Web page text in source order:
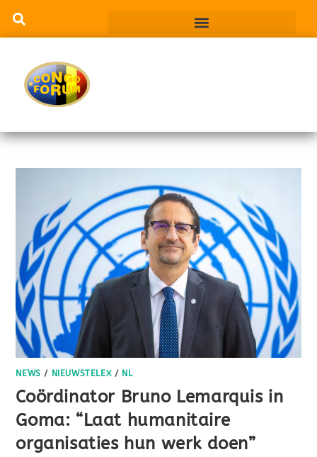
NEWS / NIEUWSTELEX/ NL
Coördinator Bruno Lemarquis in
Goma: “Laat humanitaire
organisaties hun werk doen”